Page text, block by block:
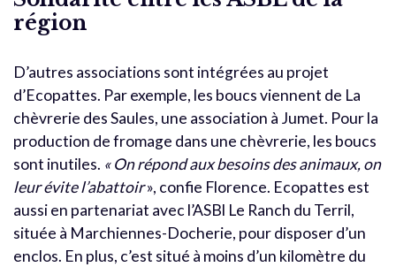
région
D’autres associations sont intégrées au projet
d’Ecopattes. Par exemple, les boucs viennent de La
chèvrerie des Saules, une association à Jumet. Pour la
production de fromage dans une chèvrerie, les boucs
sont inutiles. « On répond aux besoins des animaux, on
leur évite l’abattoir», confie Florence. Ecopattes est
aussi en partenariat avec l’ASBl Le Ranch du Terril,
située à Marchiennes-Docherie, pour disposer d’un
enclos. En plus, c’est situé à moins d’un kilomètre du